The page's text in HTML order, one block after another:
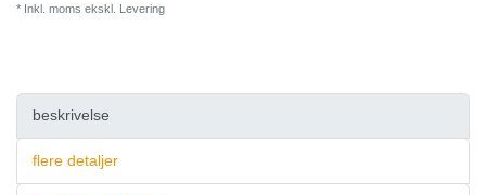
* Inkl. moms ekskl. Levering
beskrivelse
flere detaljer